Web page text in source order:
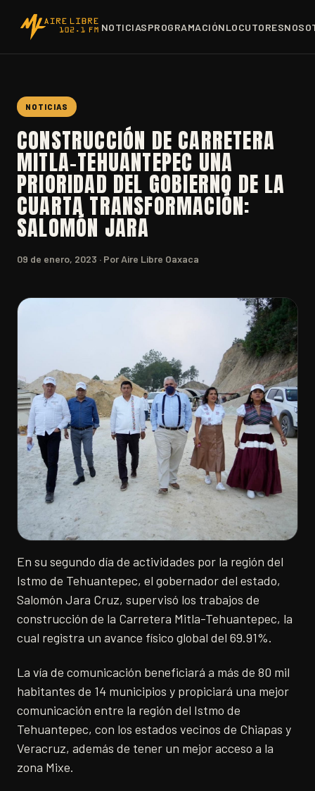
NOTICIASPROGRAMACIÓNLOCUTORES
NOTICIAS
CONSTRUCCIÓN DE CARRETERA
MITLA-TEHUANTEPEC UNA
PRIORIDAD DEL GOBIERNO DE LA
CUARTA TRANSFORMACIÓN:
SALOMÓN JARA
09 de enero, 2023 · Por Aire Libre Oaxaca
En su segundo día de actividades por la región del
Istmo de Tehuantepec, el gobernador del estado,
Salomón Jara Cruz, supervisó los trabajos de
construcción de la Carretera Mitla-Tehuantepec, la
cual registra un avance físico global del 69.91%.
La vía de comunicación beneficiará a más de 80 mil
habitantes de 14 municipios y propiciará una mejor
comunicación entre la región del Istmo de
Tehuantepec, con los estados vecinos de Chiapas y
Veracruz, además de tener un mejor acceso a la
zona Mixe.